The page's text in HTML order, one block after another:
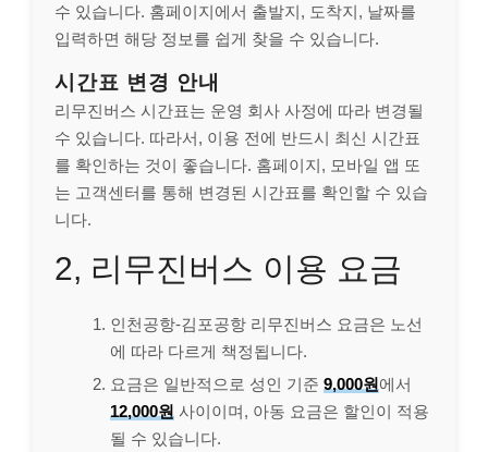
수 있습니다. 홈페이지에서 출발지, 도착지, 날짜를
입력하면 해당 정보를 쉽게 찾을 수 있습니다.
시간표 변경 안내
리무진버스 시간표는 운영 회사 사정에 따라 변경될
수 있습니다. 따라서, 이용 전에 반드시 최신 시간표
를 확인하는 것이 좋습니다. 홈페이지, 모바일 앱 또
는 고객센터를 통해 변경된 시간표를 확인할 수 있습
니다.
2, 리무진버스 이용 요금
인천공항-김포공항 리무진버스 요금은 노선
에 따라 다르게 책정됩니다.
요금은 일반적으로 성인 기준 9,000원에서
12,000원 사이이며, 아동 요금은 할인이 적용
될 수 있습니다.